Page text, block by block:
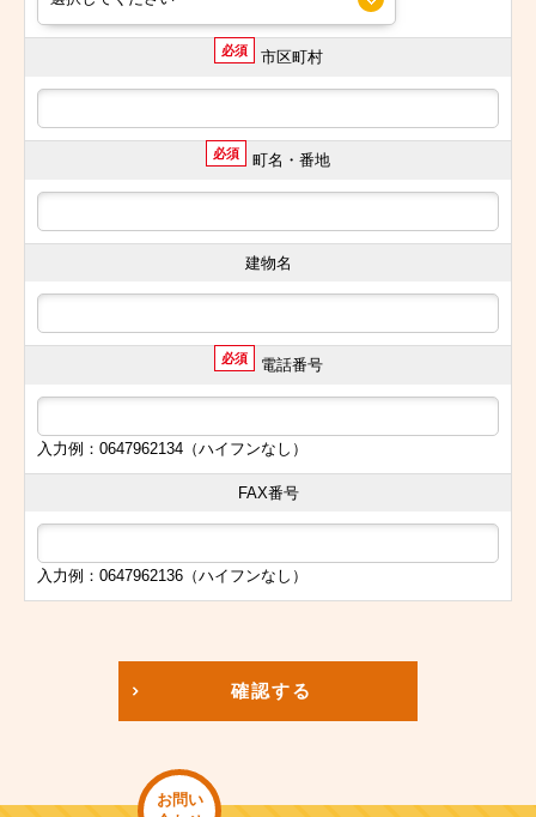
必須 市区町村
必須 町名・番地
建物名
必須 電話番号
入力例：0647962134（ハイフンなし）
FAX番号
入力例：0647962136（ハイフンなし）
確認する
お問い